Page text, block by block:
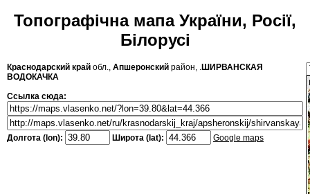
Топографічна мапа України, Росії,
Білорусі
Краснодарский край обл., Апшеронский район, .ШИРВАНСКАЯ
ВОДОКАЧКА
Ссылка сюда:
Долгота (lon): Широта (lat): Google maps